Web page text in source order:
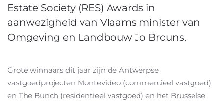
Estate Society (RES) Awards in
aanwezigheid van Vlaams minister van
Omgeving en Landbouw Jo Brouns.
Grote winnaars dit jaar zijn de Antwerpse
vastgoedprojecten Montevideo (commercieel vastgoed)
en The Bunch (residentieel vastgoed) en het Brusselse